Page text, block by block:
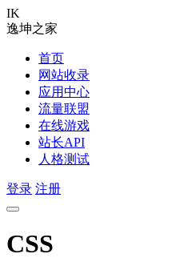
IK
逸坤之家
首页
网站收录
应用中心
流量联盟
在线游戏
站长API
人格测试
登录 注册
CSS